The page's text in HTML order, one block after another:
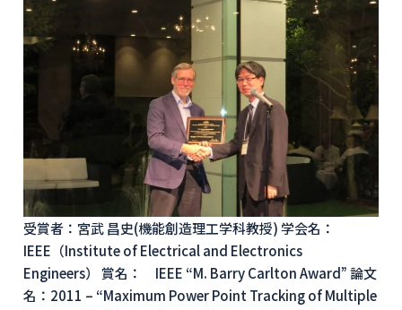
受賞者：宮武 昌史(機能創造理工学科教授) 学会名：
IEEE（Institute of Electrical and Electronics
Engineers） 賞名： IEEE “M. Barry Carlton Award” 論文
名：2011 – “Maximum Power Point Tracking of Multiple